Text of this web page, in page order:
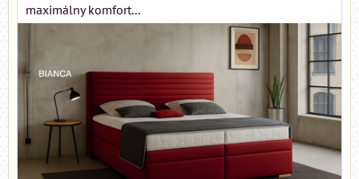
maximálny komfort...